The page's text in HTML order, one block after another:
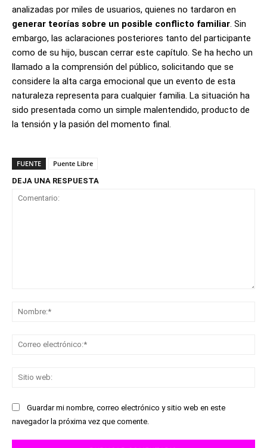
analizadas por miles de usuarios, quienes no tardaron en
generar teorías sobre un posible conflicto familiar. Sin
embargo, las aclaraciones posteriores tanto del participante
como de su hijo, buscan cerrar este capítulo. Se ha hecho un
llamado a la comprensión del público, solicitando que se
considere la alta carga emocional que un evento de esta
naturaleza representa para cualquier familia. La situación ha
sido presentada como un simple malentendido, producto de
la tensión y la pasión del momento final.
FUENTE
Puente Libre
DEJA UNA RESPUESTA
Guardar mi nombre, correo electrónico y sitio web en este
navegador la próxima vez que comente.